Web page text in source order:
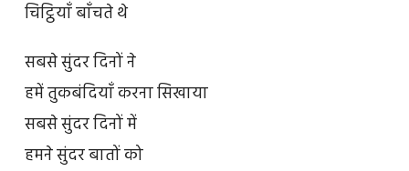
चिट्ठियाँ बाँचते थे
सबसे सुंदर दिनों ने
हमें तुकबंदियाँ करना सिखाया
सबसे सुंदर दिनों में
हमने सुंदर बातों को